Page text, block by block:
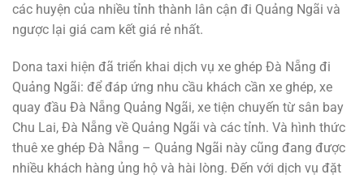
các huyện của nhiều tỉnh thành lân cận đi Quảng Ngãi và
ngược lại giá cam kết giá rẻ nhất.
Dona taxi hiện đã triển khai dịch vụ xe ghép Đà Nẵng đi
Quảng Ngãi: để đáp ứng nhu cầu khách cần xe ghép, xe
quay đầu Đà Nẵng Quảng Ngãi, xe tiện chuyến từ sân bay
Chu Lai, Đà Nẵng về Quảng Ngãi và các tỉnh. Và hình thức
thuê xe ghép Đà Nẵng – Quảng Ngãi này cũng đang được
nhiều khách hàng ủng hộ và hài lòng. Đến với dịch vụ đặt